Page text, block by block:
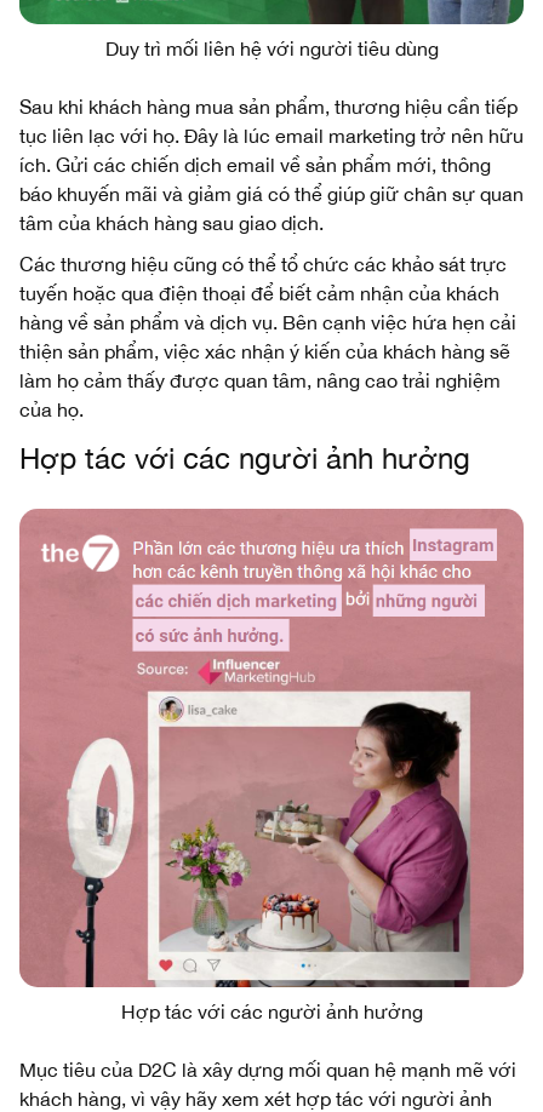
Duy trì mối liên hệ với người tiêu dùng
Sau khi khách hàng mua sản phẩm, thương hiệu cần tiếp
tục liên lạc với họ. Đây là lúc email marketing trở nên hữu
ích. Gửi các chiến dịch email về sản phẩm mới, thông
báo khuyến mãi và giảm giá có thể giúp giữ chân sự quan
tâm của khách hàng sau giao dịch.
Các thương hiệu cũng có thể tổ chức các khảo sát trực
tuyến hoặc qua điện thoại để biết cảm nhận của khách
hàng về sản phẩm và dịch vụ. Bên cạnh việc hứa hẹn cải
thiện sản phẩm, việc xác nhận ý kiến của khách hàng sẽ
làm họ cảm thấy được quan tâm, nâng cao trải nghiệm
của họ.
Hợp tác với các người ảnh hưởng
Hợp tác với các người ảnh hưởng
Mục tiêu của D2C là xây dựng mối quan hệ mạnh mẽ với
khách hàng, vì vậy hãy xem xét hợp tác với người ảnh